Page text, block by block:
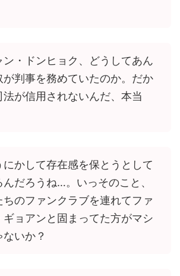
ン・ドンヒョク、どうしてあん
が判事を務めていたのか。だか
法が信用されないんだ、本当
にかして存在感を保とうとして
んだろうね…。いっそのこと、
ちのファンクラブを連れてファ
ギョアンと固まってた方がマシ
ないか？